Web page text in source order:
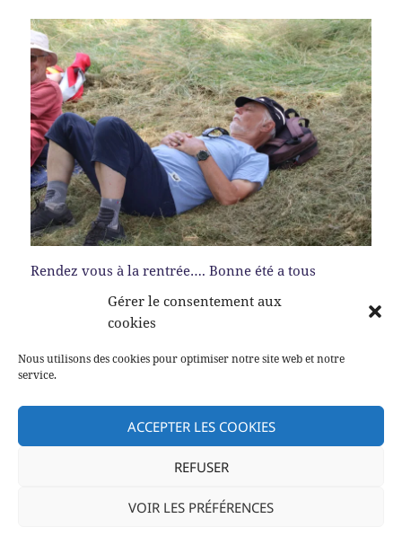
Gérer le consentement aux
cookies
Nous utilisons des cookies pour optimiser notre site web et notre
service.
ACCEPTER LES COOKIES
REFUSER
VOIR LES PRÉFÉRENCES
Rendez vous à la rentrée…. Bonne été a tous
Publié
le
28 août 2023 Auteur
Bruno Dallois Catégories
LAMIBALADE
PRÉCÉDENT
précédent :
Voyage de fin de saison